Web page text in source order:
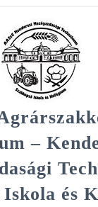
–
Iskola és